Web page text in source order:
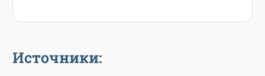
Источники: